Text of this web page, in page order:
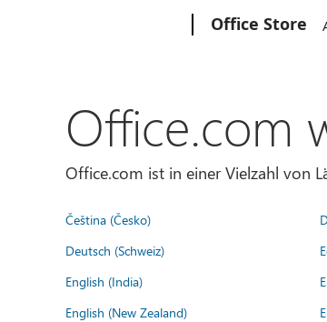
Office Store
Office.com
Office.com ist in einer Vielzahl von
Čeština (Česko)
Deutsch (Schweiz)
English (India)
English (New Zealand)